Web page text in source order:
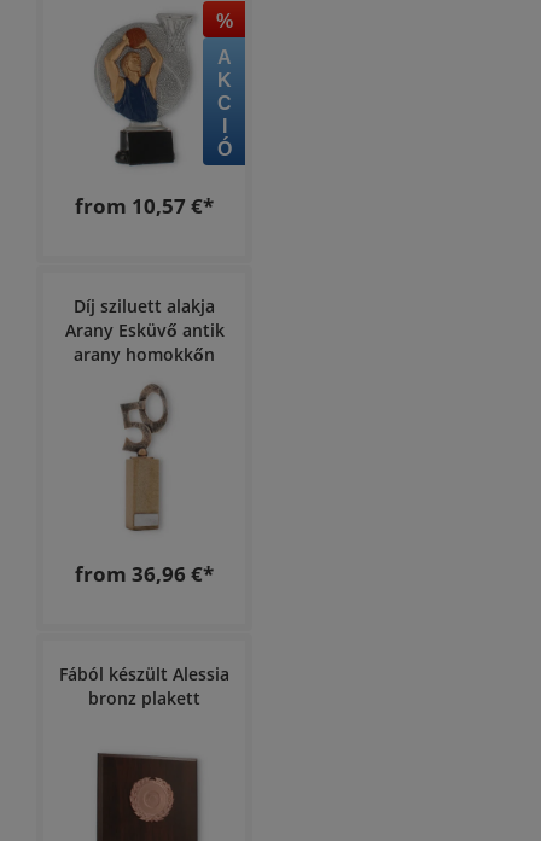
%
AKCIÓ
from 10,57 €*
Díj sziluett alakja
Arany Esküvő antik
arany homokkőn
from 36,96 €*
Fából készült Alessia
bronz plakett